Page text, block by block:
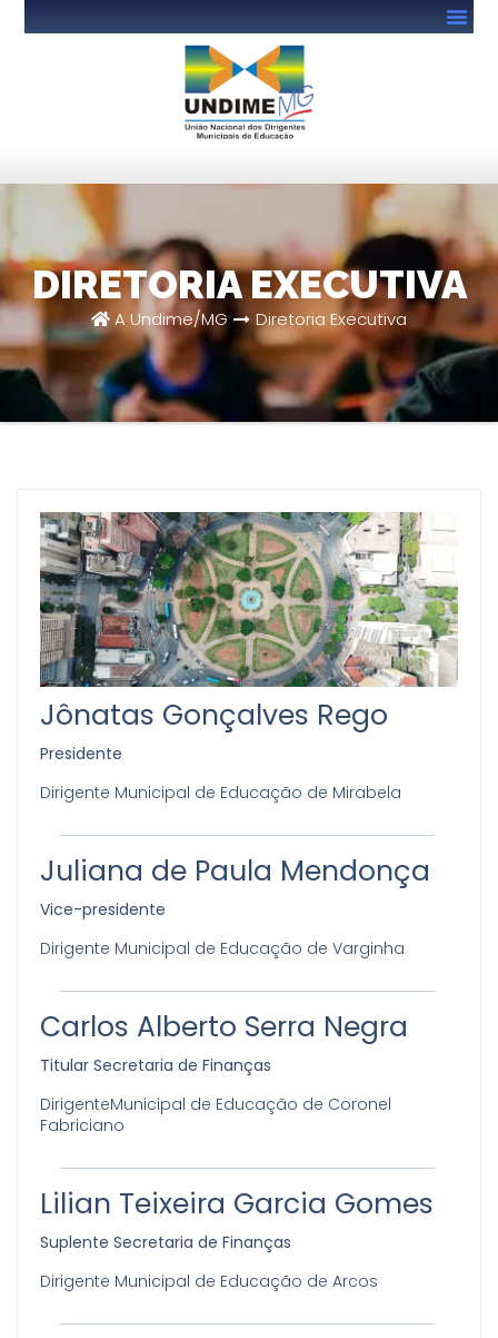
DIRETORIA EXECUTIVA
A Undime/MG Diretoria Executiva
Jônatas Gonçalves Rego
Presidente
Dirigente Municipal de Educação de Mirabela
Juliana de Paula Mendonça
Vice-presidente
Dirigente Municipal de Educação de Varginha
Carlos Alberto Serra Negra
Titular Secretaria de Finanças
DirigenteMunicipal de Educação de Coronel
Fabriciano
Lilian Teixeira Garcia Gomes
Suplente Secretaria de Finanças
Dirigente Municipal de Educação de Arcos